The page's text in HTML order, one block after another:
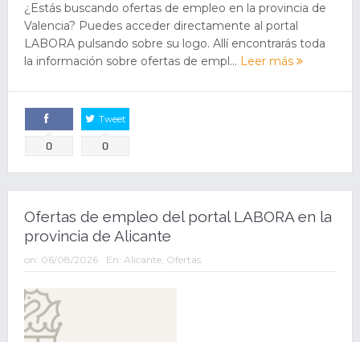
¿Estás buscando ofertas de empleo en la provincia de
Valencia? Puedes acceder directamente al portal
LABORA pulsando sobre su logo. Allí encontrarás toda
la información sobre ofertas de empl... Leer más
Comparte
0
Tweet
0
Ofertas de empleo del portal LABORA en la
provincia de Alicante
on: 06/08/2026 En: Alicante, Ofertas